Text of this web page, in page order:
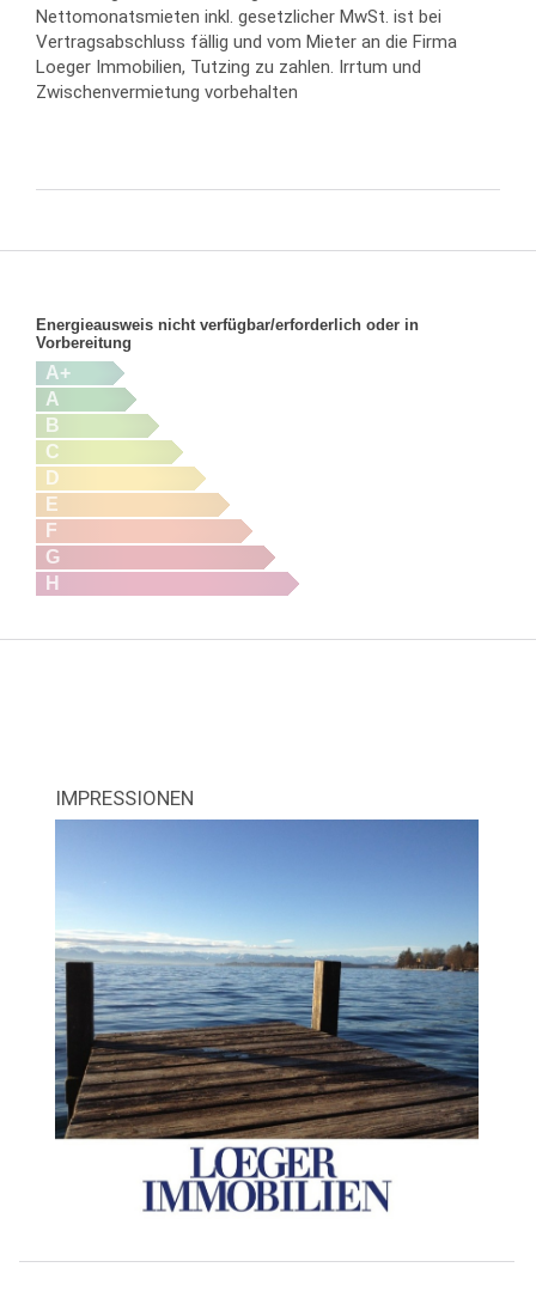
Nettomonatsmieten inkl. gesetzlicher MwSt. ist bei
Vertragsabschluss fällig und vom Mieter an die Firma
Loeger Immobilien, Tutzing zu zahlen. Irrtum und
Zwischenvermietung vorbehalten
Energieausweis nicht verfügbar/erforderlich oder in
Vorbereitung
A+
A
B
C
D
E
F
G
H
IMPRESSIONEN